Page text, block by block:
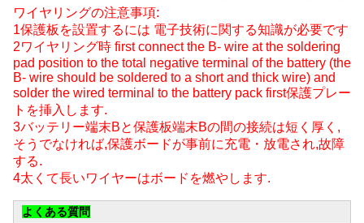
ワイヤリングの注意事項:
1保護板を設置するには 電子技術に関する知識が必要です
2ワイヤリング時 first connect the B- wire at the soldering
pad position to the total negative terminal of the battery (the
B- wire should be soldered to a short and thick wire) and
solder the wired terminal to the battery pack first保護プレー
トを挿入します.
3バッテリー端末Bと保護板端末Bの間の接続は短く厚く,
そうでなければ,保護ボードが事前に充電・放電され,故障
する.
4太くて長いワイヤーはボードを燃やします.
よくある質問